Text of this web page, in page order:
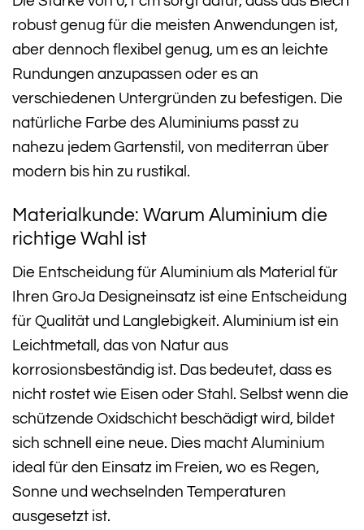
robust genug für die meisten Anwendungen ist,
aber dennoch flexibel genug, um es an leichte
Rundungen anzupassen oder es an
verschiedenen Untergründen zu befestigen. Die
natürliche Farbe des Aluminiums passt zu
nahezu jedem Gartenstil, von mediterran über
modern bis hin zu rustikal.
Materialkunde: Warum Aluminium die
richtige Wahl ist
Die Entscheidung für Aluminium als Material für
Ihren GroJa Designeinsatz ist eine Entscheidung
für Qualität und Langlebigkeit. Aluminium ist ein
Leichtmetall, das von Natur aus
korrosionsbeständig ist. Das bedeutet, dass es
nicht rostet wie Eisen oder Stahl. Selbst wenn die
schützende Oxidschicht beschädigt wird, bildet
sich schnell eine neue. Dies macht Aluminium
ideal für den Einsatz im Freien, wo es Regen,
Sonne und wechselnden Temperaturen
ausgesetzt ist.